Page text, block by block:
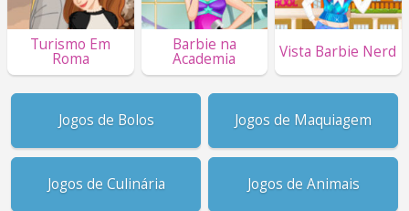
Turismo Em
Roma
Barbie na
Academia Vista Barbie Nerd
Jogos de Bolos Jogos de Maquiagem
Jogos de Culinária Jogos de Animais